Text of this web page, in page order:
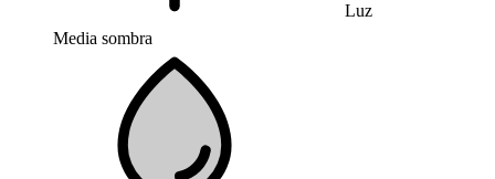
Luz
Media sombra